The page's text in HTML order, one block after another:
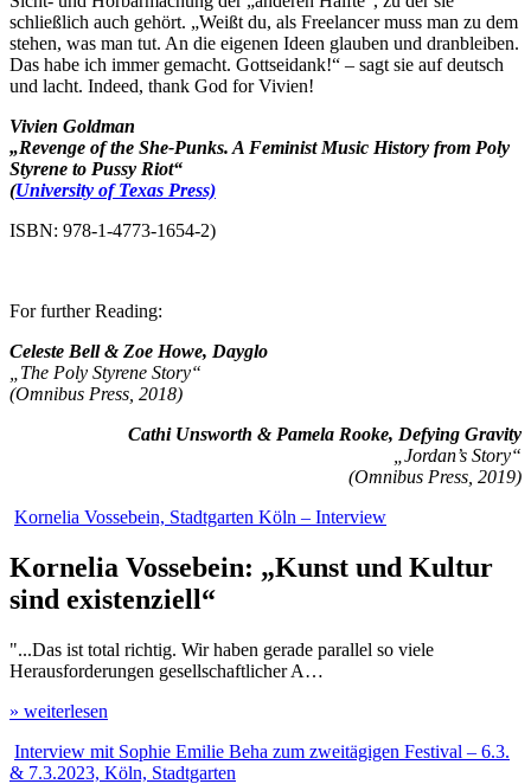
schließlich auch gehört. „Weißt du, als Freelancer muss man zu dem
stehen, was man tut. An die eigenen Ideen glauben und dranbleiben.
Das habe ich immer gemacht. Gottseidank!“ – sagt sie auf deutsch
und lacht. Indeed, thank God for Vivien!
Vivien Goldman
„Revenge of the She-Punks. A Feminist Music History from Poly
Styrene to Pussy Riot“
(University of Texas Press)
ISBN: 978-1-4773-1654-2)
For further Reading:
Celeste Bell & Zoe Howe, Dayglo
„The Poly Styrene Story“
(Omnibus Press, 2018)
Cathi Unsworth & Pamela Rooke, Defying Gravity
„Jordan’s Story“
(Omnibus Press, 2019)
Kornelia Vossebein, Stadtgarten Köln – Interview
Kornelia Vossebein: „Kunst und Kultur
sind existenziell“
"...Das ist total richtig. Wir haben gerade parallel so viele
Herausforderungen gesellschaftlicher A…
» weiterlesen
Interview mit Sophie Emilie Beha zum zweitägigen Festival – 6.3.
& 7.3.2023, Köln, Stadtgarten